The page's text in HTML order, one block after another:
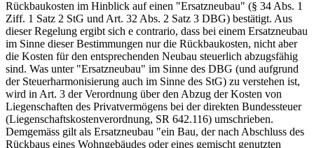
Rückbaukosten im Hinblick auf einen "Ersatzneubau" (§ 34 Abs. 1
Ziff. 1 Satz 2 StG und Art. 32 Abs. 2 Satz 3 DBG) bestätigt. Aus
dieser Regelung ergibt sich e contrario, dass bei einem Ersatzneubau
im Sinne dieser Bestimmungen nur die Rückbaukosten, nicht aber
die Kosten für den entsprechenden Neubau steuerlich abzugsfähig
sind. Was unter "Ersatzneubau" im Sinne des DBG (und aufgrund
der Steuerharmonisierung auch im Sinne des StG) zu verstehen ist,
wird in Art. 3 der Verordnung über den Abzug der Kosten von
Liegenschaften des Privatvermögens bei der direkten Bundessteuer
(Liegenschaftskostenverordnung, SR 642.116) umschrieben.
Demgemäss gilt als Ersatzneubau "ein Bau, der nach Abschluss des
Rückbaus eines Wohngebäudes oder eines gemischt genutzten